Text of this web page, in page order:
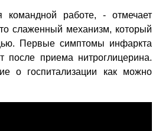
командной работе, - отмечает
слаженный механизм, который
Первые симптомы инфаркта
после приема нитроглицерина.
о госпитализации как можно